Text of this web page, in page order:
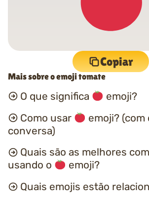
Copiar
Mais sobre o emoji tomate
O que significa
emoji?
Como usar
emoji? (com
conversa)
Quais são as melhores
usando o
emoji?
Quais emojis estão